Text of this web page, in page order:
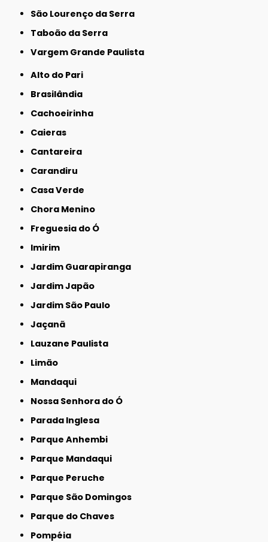
São Lourenço da Serra
Taboão da Serra
Vargem Grande Paulista
Alto do Pari
Brasilândia
Cachoeirinha
Caieras
Cantareira
Carandiru
Casa Verde
Chora Menino
Freguesia do Ó
Imirim
Jardim Guarapiranga
Jardim Japão
Jardim São Paulo
Jaçanã
Lauzane Paulista
Limão
Mandaqui
Nossa Senhora do Ó
Parada Inglesa
Parque Anhembi
Parque Mandaqui
Parque Peruche
Parque São Domingos
Parque do Chaves
Pompéia